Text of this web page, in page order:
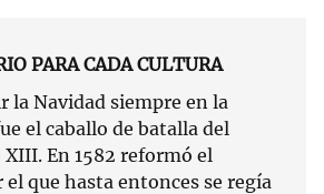
PARA CADA CULTURA
la Navidad siempre en la
el caballo de batalla del
En 1582 reformó el
que hasta entonces se regía